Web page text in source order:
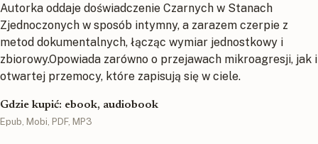
Autorka oddaje doświadczenie Czarnych w Stanach
Zjednoczonych w sposób intymny, a zarazem czerpie z
metod dokumentalnych, łącząc wymiar jednostkowy i
zbiorowy.Opowiada zarówno o przejawach mikroagresji, jak i
otwartej przemocy, które zapisują się w ciele.
Gdzie kupić: ebook, audiobook
Epub, Mobi, PDF, MP3